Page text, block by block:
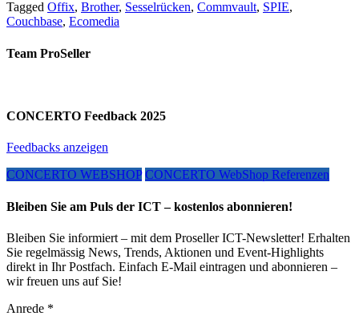
Tagged Offix, Brother, Sesselrücken, Commvault, SPIE,
Couchbase, Ecomedia
Team ProSeller
CONCERTO Feedback 2025
Feedbacks anzeigen
CONCERTO WEBSHOP CONCERTO WebShop Referenzen
Bleiben Sie am Puls der ICT – kostenlos abonnieren!
Bleiben Sie informiert – mit dem Proseller ICT-Newsletter! Erhalten
Sie regelmässig News, Trends, Aktionen und Event-Highlights
direkt in Ihr Postfach. Einfach E-Mail eintragen und abonnieren –
wir freuen uns auf Sie!
Anrede *